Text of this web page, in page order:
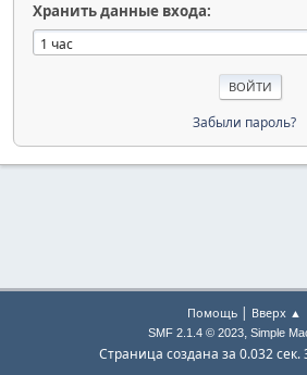
Хранить данные входа:
Забыли пароль?
Помощь| Вверх ▲
SMF 2.1.4 © 2023, Simple
Страница создана за 0.032 сек.